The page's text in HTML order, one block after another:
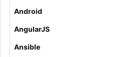
Android
AngularJS
Ansible